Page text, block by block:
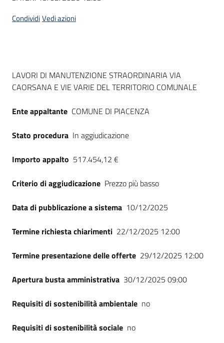
CondividiVedi azioni
Dati del bando
LAVORI DI MANUTENZIONE STRAORDINARIA VIA
CAORSANA E VIE VARIE DEL TERRITORIO COMUNALE
Ente appaltante COMUNE DI PIACENZA
Stato procedura In aggiudicazione
Importo appalto 517.454,12 €
Criterio di aggiudicazione Prezzo più basso
Data di pubblicazione a sistema 10/12/2025
Termine richiesta chiarimenti 22/12/2025 12:00
Termine presentazione delle offerte 29/12/2025 12:00
Apertura busta amministrativa 30/12/2025 09:00
Requisiti di sostenibilità ambientale no
Requisiti di sostenibilità sociale no